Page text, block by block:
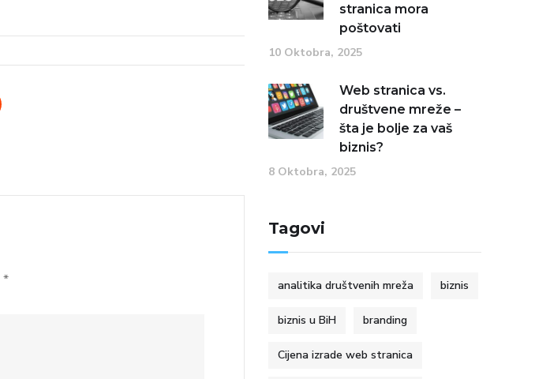
*
stranica mora
poštovati
10 Oktobra, 2025
Web stranica vs.
društvene mreže –
šta je bolje za vaš
biznis?
8 Oktobra, 2025
Tagovi
analitika društvenih mreža biznis
biznis u BiH branding
Cijena izrade web stranica